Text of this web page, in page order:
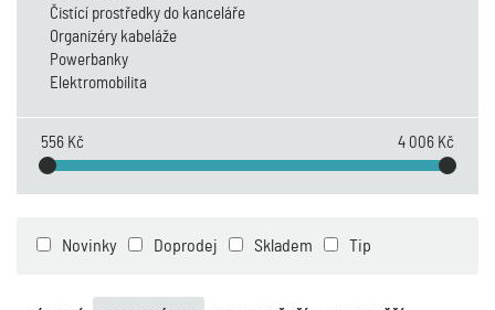
Čistící prostředky do kanceláře
Organizéry kabeláže
Powerbanky
Elektromobilita
556 Kč 4 006 Kč
Novinky Doprodej Skladem Tip